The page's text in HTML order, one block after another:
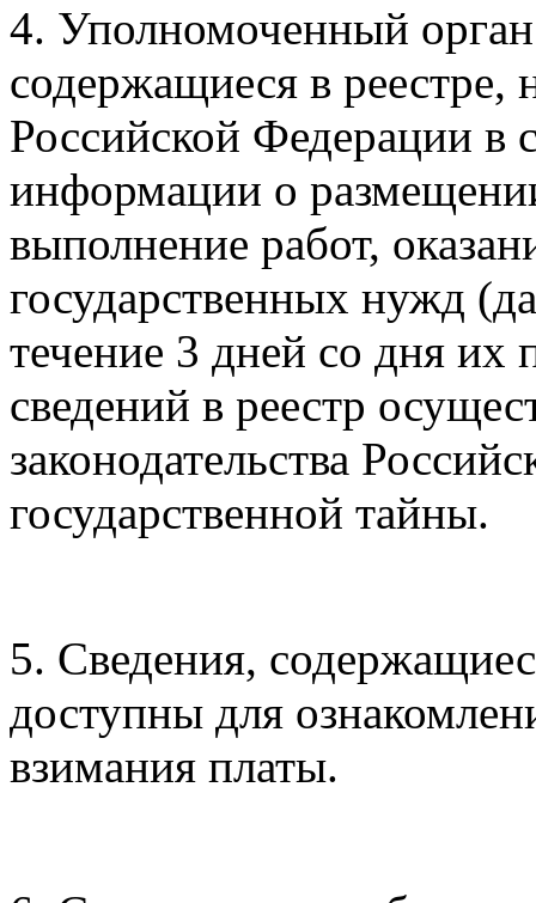
4. Уполномоченный
содержащиеся в реестре,
Российской Федерации в
информации о
выполнение работ,
государственных нужд
течение 3 дней со дня их
сведений в реестр
законодательства
государственной тайны.
5. Сведения,
доступны для
взимания платы.